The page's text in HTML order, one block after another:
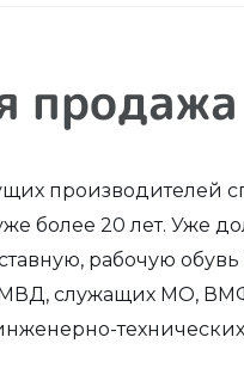
производителей
более 20 лет. Уже
рабочую обувь
МВД, служащих МО,
технических